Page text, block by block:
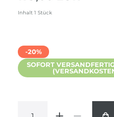
Inhalt 1 Stück
-20%
SOFORT